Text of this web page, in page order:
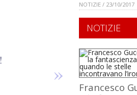
NOTIZIE / 23/10/2017
NOTIZIE
Francesco